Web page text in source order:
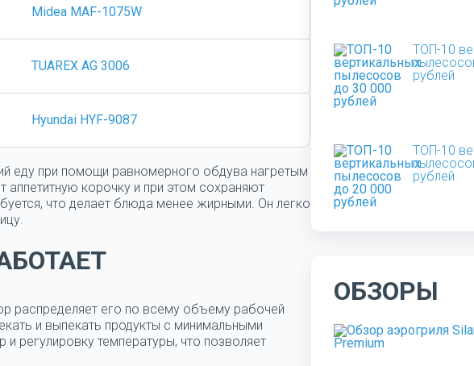
Midea MAF-1075W
TUAREX AG 3006
Hyundai HYF-9087
еду при помощи равномерного обдува нагретым
корочку и при этом сохраняют
что делает блюда менее жирными. Он легко
распределяет его по всему объему рабочей
и выпекать продукты с минимальными
регулировку температуры, что позволяет
ТОП-10
рублей
ТОП-10
рублей
ОБЗОРЫ